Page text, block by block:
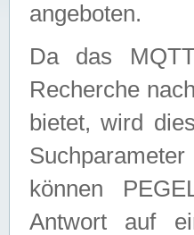
angeboten.
Da das
Recherche
bietet, wird
können
Antwort auf